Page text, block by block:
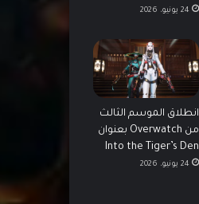
24 يونيو، 2026
انطلاق الموسم الثالث
من Overwatch بعنوان
Into the Tiger’s Den
24 يونيو، 2026